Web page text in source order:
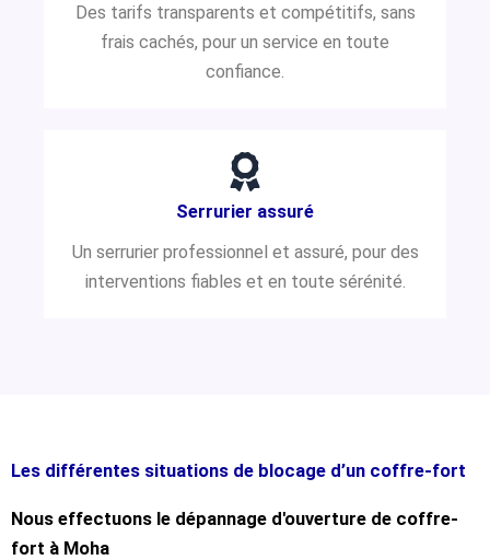
Des tarifs transparents et compétitifs, sans
frais cachés, pour un service en toute
confiance.
Serrurier assuré
Un serrurier professionnel et assuré, pour des
interventions fiables et en toute sérénité.
Les différentes situations de blocage d’un coffre-fort
Nous effectuons le dépannage d'ouverture de coffre-
fort à Moha